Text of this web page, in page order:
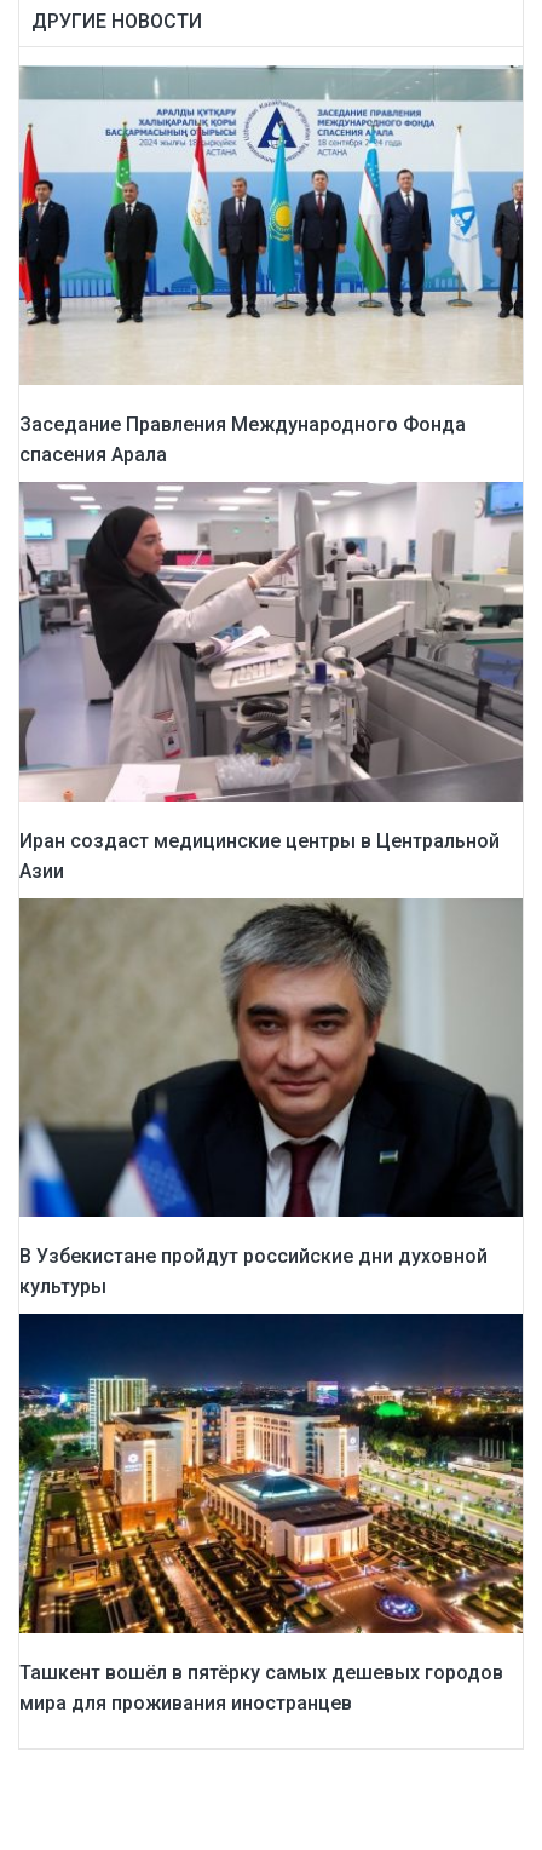
ДРУГИЕ НОВОСТИ
Заседание Правления Международного Фонда
спасения Арала
Иран создаст медицинские центры в Центральной
Азии
В Узбекистане пройдут российские дни духовной
культуры
Ташкент вошёл в пятёрку самых дешевых городов
мира для проживания иностранцев